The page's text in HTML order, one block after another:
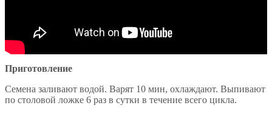
Приготовление
Семена заливают водой. Варят 10 мин, охлаждают. Выпивают
по столовой ложке 6 раз в сутки в течение всего цикла.